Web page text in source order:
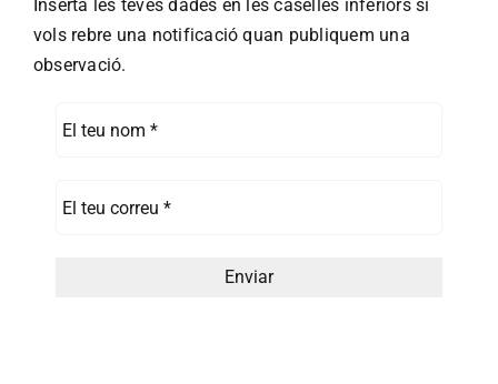
Inserta les teves dades en les caselles inferiors si
vols rebre una notificació quan publiquem una
observació.